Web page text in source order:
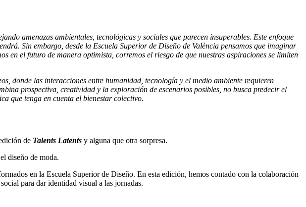
amenazas ambientales, tecnológicas y sociales que parecen insuperables. Este enfoque
Sin embargo, desde la Escuela Superior de Diseño de València pensamos que imaginar
en el futuro de manera optimista, corremos el riesgo de que nuestras aspiraciones se limiten
donde las interacciones entre humanidad, tecnología y el medio ambiente requieren
prospectiva, creatividad y la exploración de escenarios posibles, no busca predecir el
que tenga en cuenta el bienestar colectivo.
de Talents Latents y alguna que otra sorpresa.
diseño de moda.
en la Escuela Superior de Diseño. En esta edición, hemos contado con la colaboración
para dar identidad visual a las jornadas.